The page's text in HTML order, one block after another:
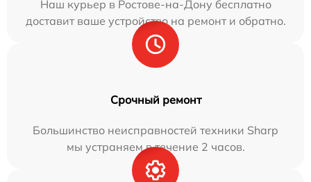
Наш курьер в Ростове-на-Дону бесплатно
доставит ваше устройство на ремонт и обратно.
Срочный ремонт
Большинство неисправностей техники Sharp
мы устраняем в течение 2 часов.